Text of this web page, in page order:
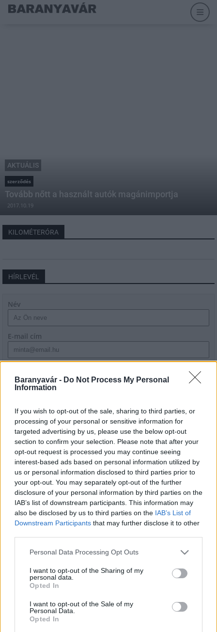
Baranyavár - Do Not Process My Personal
Information
If you wish to opt-out of the sale, sharing to third parties, or
processing of your personal or sensitive information for
targeted advertising by us, please use the below opt-out
section to confirm your selection. Please note that after your
opt-out request is processed you may continue seeing
interest-based ads based on personal information utilized by
us or personal information disclosed to third parties prior to
your opt-out. You may separately opt-out of the further
disclosure of your personal information by third parties on the
IAB’s list of downstream participants. This information may
also be disclosed by us to third parties on the IAB’s List of
Downstream Participants that may further disclose it to other
Please note that this website/app uses one or more Google
not limited to your visit or usage behaviour. You may click to
grant or deny consent to Google and its third-party tags to
use your data for below specified purposes in below Google
consent section.
Personal Data Processing Opt Outs
I want to opt-out of the Sharing of my
personal data.
Opted In
I want to opt-out of the Sale of my
Personal Data.
Opted In
AKTUÁLIS
szerződés
Tovább nőtt a használt autók magánimportja
2017.10.19
KILOMÉTERÓRA
HÍRLEVÉL
Név
E-mail cím
szabályzatot!
HÍRDETÉS
LEGFRISSEBB
Helyi hírek
Amire többmillióan vártunk: szombattól
másodfokúra csökken a riasztás
Országos hírek
továbbképzésekkel erősít a Gál Ferenc
Egyetem
Országos hírek